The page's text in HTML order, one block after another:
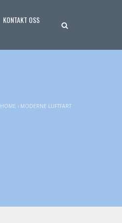
KONTAKT OSS
HOME › MODERNE LUFTFART